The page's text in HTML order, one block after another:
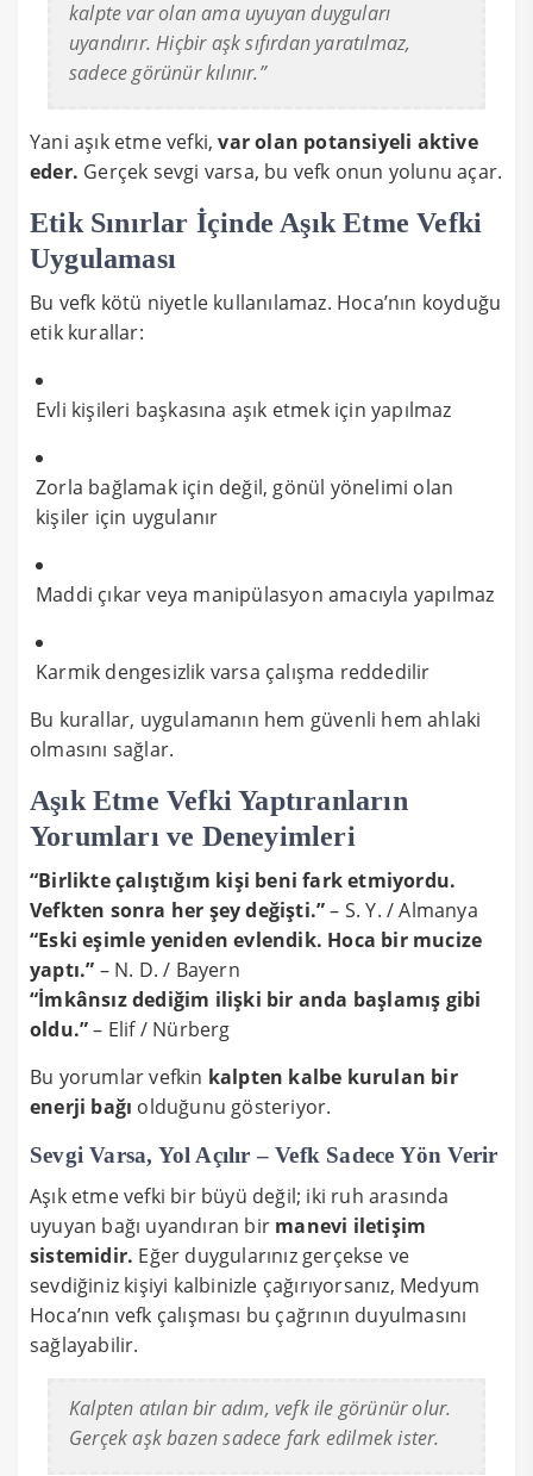
kalpte var olan ama uyuyan duyguları
uyandırır. Hiçbir aşk sıfırdan yaratılmaz,
sadece görünür kılınır.”
Yani aşık etme vefki,var olan potansiyeli aktive
eder. Gerçek sevgi varsa, bu vefk onun yolunu açar.
Etik Sınırlar İçinde Aşık Etme Vefki
Uygulaması
Bu vefk kötü niyetle kullanılamaz. Hoca’nın koyduğu
etik kurallar:
Evli kişileri başkasına aşık etmek için yapılmaz
Zorla bağlamak için değil, gönül yönelimi olan
kişiler için uygulanır
Maddi çıkar veya manipülasyon amacıyla yapılmaz
Karmik dengesizlik varsa çalışma reddedilir
Bu kurallar, uygulamanın hem güvenli hem ahlaki
olmasını sağlar.
Aşık Etme Vefki Yaptıranların
Yorumları ve Deneyimleri
“Birlikte çalıştığım kişi beni fark etmiyordu.
Vefkten sonra her şey değişti.”– S. Y. / Almanya
“Eski eşimle yeniden evlendik. Hoca bir mucize
yaptı.” – N. D. / Bayern
“İmkânsız dediğim ilişki bir anda başlamış gibi
oldu.”– Elif / Nürberg
Bu yorumlar vefkin kalpten kalbe kurulan bir
enerji bağı olduğunu gösteriyor.
Sevgi Varsa, Yol Açılır – Vefk Sadece Yön Verir
Aşık etme vefki bir büyü değil; iki ruh arasında
uyuyan bağı uyandıran bir manevi iletişim
sistemidir. Eğer duygularınız gerçekse ve
sevdiğiniz kişiyi kalbinizle çağırıyorsanız, Medyum
Hoca’nın vefk çalışması bu çağrının duyulmasını
sağlayabilir.
Kalpten atılan bir adım, vefk ile görünür olur.
Gerçek aşk bazen sadece fark edilmek ister.